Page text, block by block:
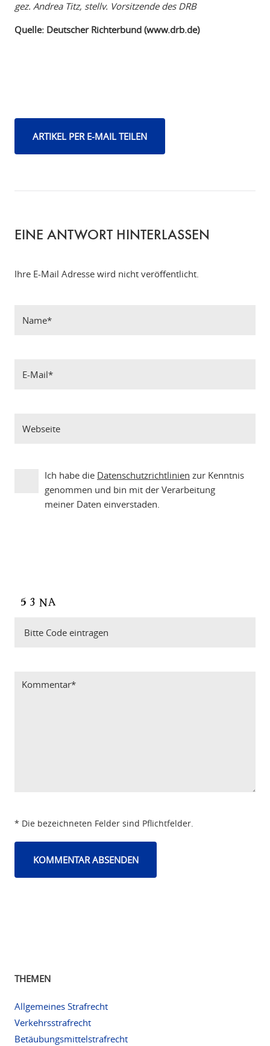
gez. Andrea Titz, stellv. Vorsitzende des DRB
Quelle: Deutscher Richterbund (www.drb.de)
ARTIKEL PER E-MAIL TEILEN
EINE ANTWORT HINTERLASSEN
Ihre E-Mail Adresse wird nicht veröffentlicht.
Ich habe die Datenschutzrichtlinien zur Kenntnis
genommen und bin mit der Verarbeitung
meiner Daten einverstaden.
* Die bezeichneten Felder sind Pflichtfelder.
THEMEN
Allgemeines Strafrecht
Verkehrsstrafrecht
Betäubungsmittelstrafrecht